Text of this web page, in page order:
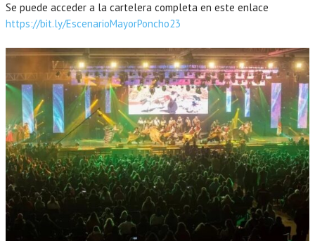
Se puede acceder a la cartelera completa en este enlace
https://bit.ly/EscenarioMayorPoncho23